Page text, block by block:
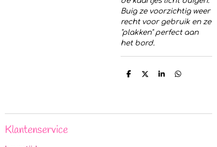
Buig ze voorzichtig weer
recht voor gebruik en ze
"plakken" perfect aan
het bord.
D
D
S
D
Klantenservice